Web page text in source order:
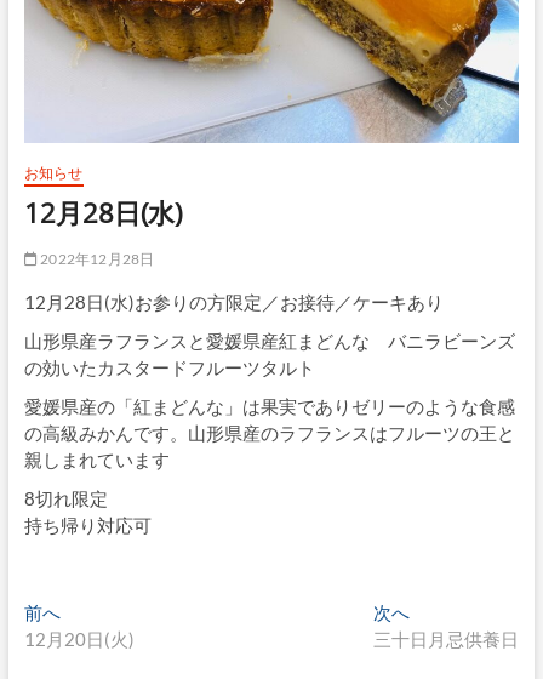
お知らせ
12月28日(水)
2022年12月28日
12月28日(水)お参りの方限定／お接待／ケーキあり
山形県産ラフランスと愛媛県産紅まどんな バニラビーンズ
の効いたカスタードフルーツタルト
愛媛県産の「紅まどんな」は果実でありゼリーのような食感
の高級みかんです。山形県産のラフランスはフルーツの王と
親しまれています
8切れ限定
持ち帰り対応可
投
稿
前へ
去
12月20日(火)
次へ
の
三十日月忌供養日